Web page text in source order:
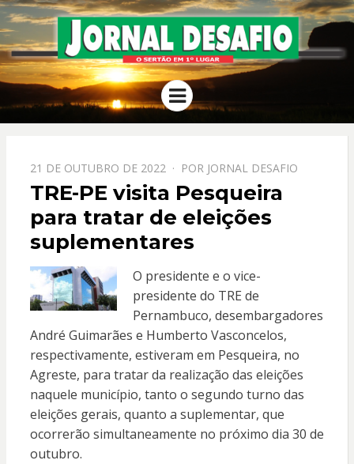
JORNAL
DESAFIO
O Sertão em 1º Lugar
Menu
PPOSTADO
EM
21 DE OUTUBRO DE 2022 POR JORNAL DESAFIO
TRE-PE visita Pesqueira
para tratar de eleições
suplementares
O presidente e o vice-
presidente do TRE de
Pernambuco, desembargadores
André Guimarães e Humberto Vasconcelos,
respectivamente, estiveram em Pesqueira, no
Agreste, para tratar da realização das eleições
naquele município, tanto o segundo turno das
eleições gerais, quanto a suplementar, que
ocorrerão simultaneamente no próximo dia 30 de
outubro.